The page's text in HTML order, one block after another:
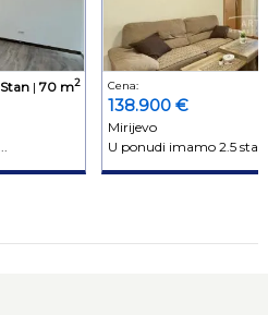
Stan| 70 m2 Cena:
138.900 €
Mirijevo
U ponudi imamo 2.5